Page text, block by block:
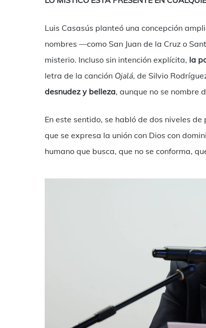
Luis Casasús planteó una concepción
nombres —como San Juan de la Cruz o
misterio. Incluso sin intención explícita, la
letra de la canción Ojalá, de Silvio
desnudez y belleza, aunque no se nombre
En este sentido, se habló de dos niveles
que se expresa la unión con Dios con
humano que busca, que no se conforma,